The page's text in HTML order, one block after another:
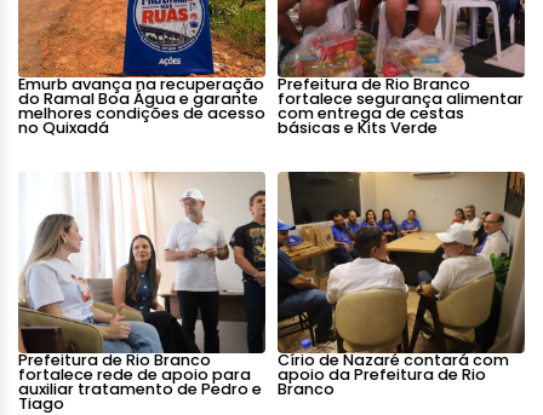
Emurb avança na recuperação
do Ramal Boa Água e garante
melhores condições de acesso
no Quixadá
Prefeitura de Rio Branco
fortalece segurança alimentar
com entrega de cestas
básicas e Kits Verde
Prefeitura de Rio Branco
fortalece rede de apoio para
auxiliar tratamento de Pedro e
Tiago
Círio de Nazaré contará com
apoio da Prefeitura de Rio
Branco